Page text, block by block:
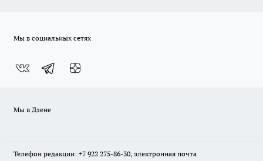
Мы в социальных сетях
Мы в Дзене
Телефон редакции: +7 922 275-86-30, электронная почта